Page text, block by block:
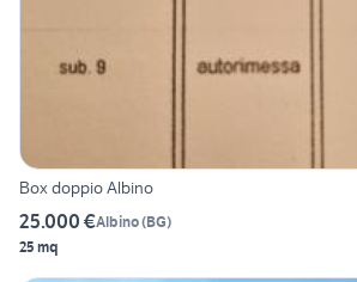
Box doppio Albino
25.000 €Albino(BG)
25 mq